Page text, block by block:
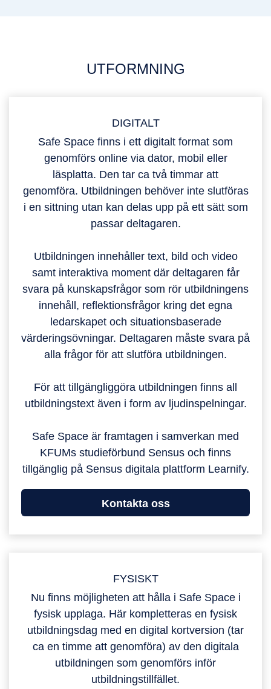
UTFORMNING
DIGITALT
Safe Space finns i ett digitalt format som
genomförs online via dator, mobil eller
läsplatta. Den tar ca två timmar att
genomföra. Utbildningen behöver inte slutföras
i en sittning utan kan delas upp på ett sätt som
passar deltagaren.
Utbildningen innehåller text, bild och video
samt interaktiva moment där deltagaren får
svara på kunskapsfrågor som rör utbildningens
innehåll, reflektionsfrågor kring det egna
ledarskapet och situationsbaserade
värderingsövningar. Deltagaren måste svara på
alla frågor för att slutföra utbildningen.
För att tillgängliggöra utbildningen finns all
utbildningstext även i form av ljudinspelningar.
Safe Space är framtagen i samverkan med
KFUMs studieförbund Sensus och finns
tillgänglig på Sensus digitala plattform Learnify.
Kontakta oss
FYSISKT
Nu finns möjligheten att hålla i Safe Space i
fysisk upplaga. Här kompletteras en fysisk
utbildningsdag med en digital kortversion (tar
ca en timme att genomföra) av den digitala
utbildningen som genomförs inför
utbildningstillfället.